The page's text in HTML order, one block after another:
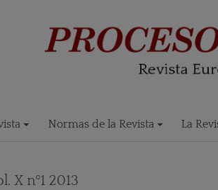
Normas de la Revista La
X nº1 2013